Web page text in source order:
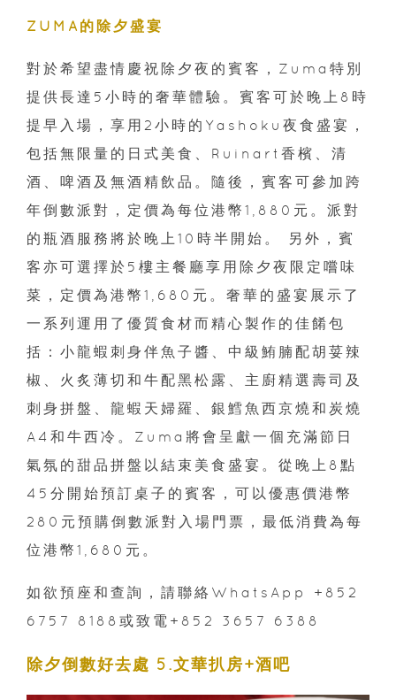
ZUMA的除夕盛宴
對於希望盡情慶祝除夕夜的賓客，Zuma特別
提供長達5小時的奢華體驗。賓客可於晚上8時
提早入場，享用2小時的Yashoku夜食盛宴，
包括無限量的日式美食、Ruinart香檳、清
酒、啤酒及無酒精飲品。隨後，賓客可參加跨
年倒數派對，定價為每位港幣1,880元。派對
的瓶酒服務將於晚上10時半開始。 另外，賓
客亦可選擇於5樓主餐廳享用除夕夜限定嚐味
菜，定價為港幣1,680元。奢華的盛宴展示了
一系列運用了優質食材而精心製作的佳餚包
括：小龍蝦刺身伴魚子醬、中級鮪腩配胡荽辣
椒、火炙薄切和牛配黑松露、主廚精選壽司及
刺身拼盤、龍蝦天婦羅、銀鱈魚西京燒和炭燒
A4和牛西冷。Zuma將會呈獻一個充滿節日
氣氛的甜品拼盤以結束美食盛宴。從晚上8點
45分開始預訂桌子的賓客，可以優惠價港幣
280元預購倒數派對入場門票，最低消費為每
位港幣1,680元。
如欲預座和查詢，請聯絡WhatsApp +852
6757 8188或致電+852 3657 6388
除夕倒數好去處 5.文華扒房+酒吧